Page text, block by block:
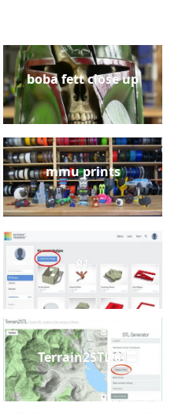
boba fett close up
mmu prints
01
Terrain2STL 01